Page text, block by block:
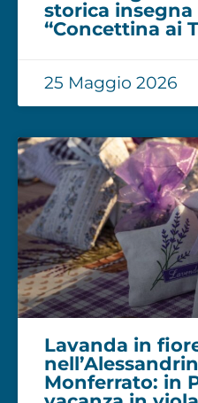
storica
“Concettina ai
25 Maggio 2026
Lavanda in
Monferrato: in